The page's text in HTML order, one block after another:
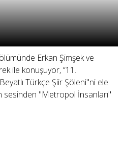
Erkan Şimşek ve
ile konuşuyor, “11.
Türkçe Şiir Şöleni"ni ele
sesinden "Metropol İnsanları"